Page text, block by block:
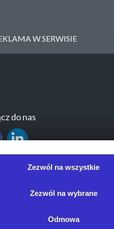
W SERWISIE
do nas
Zezwól na wszystkie
Zezwól na wybrane
Odmowa